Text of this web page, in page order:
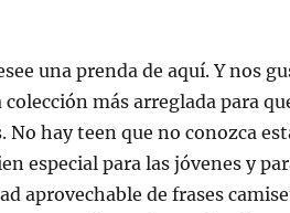
una prenda de aquí. Y nos
colección más arreglada para
No hay teen que no conozca
especial para las jóvenes y
aprovechable de frases